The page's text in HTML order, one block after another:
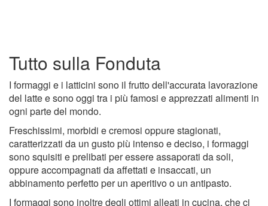
Tutto sulla Fonduta
I formaggi e i latticini sono il frutto dell'accurata lavorazione
del latte e sono oggi tra i più famosi e apprezzati alimenti in
ogni parte del mondo.
Freschissimi, morbidi e cremosi oppure stagionati,
caratterizzati da un gusto più intenso e deciso, i formaggi
sono squisiti e prelibati per essere assaporati da soli,
oppure accompagnati da affettati e insaccati, un
abbinamento perfetto per un aperitivo o un antipasto.
I formaggi sono inoltre degli ottimi alleati in cucina, che ci